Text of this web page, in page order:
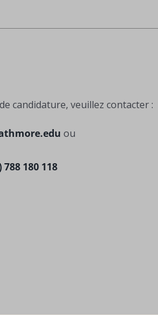
candidature, veuillez contacter :
ou
788 180 118